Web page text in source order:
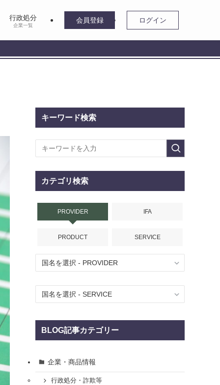
行政処分
企業一覧
会員登録 ログイン
キーワード検索
カテゴリ検索
PROVIDER IFA
PRODUCT SERVICE
BLOG記事カテゴリー
企業・商品情報
行政処分・詐欺等